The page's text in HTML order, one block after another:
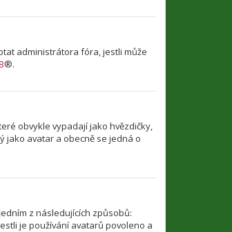
administrátora fóra, jestli může
®.
obvykle vypadají jako hvězdičky,
jako avatar a obecně se jedná o
z následujících způsobů:
je používání avatarů povoleno a